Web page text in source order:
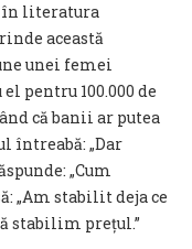
în literatura
această
unei femei
pentru 100.000 de
că banii ar putea
întreabă: „Dar
„Cum
„Am stabilit deja ce
stabilim prețul.”